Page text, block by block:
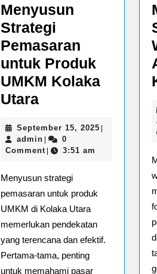
Menyusun
Strategi
Pemasaran
untuk Produk
UMKM Kolaka
UtaraMenyusun
Pemasaran
untuk
UMKM
Kolaka
Utara
September 15, 2025 September
|
admin admin
|
0
Comment | 3:51 am
Menyusun strategi
pemasaran untuk produk
UMKM di Kolaka Utara
memerlukan pendekatan
yang terencana dan efektif.
Pertama-tama, penting
untuk memahami pasar